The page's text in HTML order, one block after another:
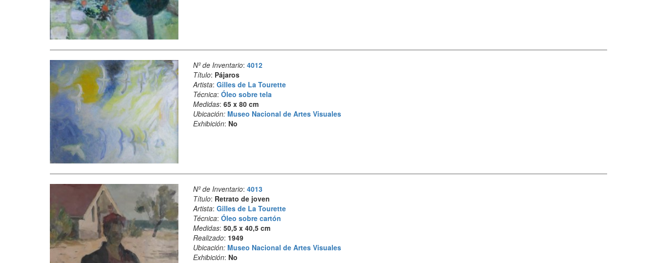
Nº de Inventario: 4012
Título: Pájaros
Artista: Gilles de La Tourette
Técnica: Óleo sobre tela
Medidas: 65 x 80 cm
Ubicación: Museo Nacional de Artes Visuales
Exhibición: No
Nº de Inventario: 4013
Título: Retrato de joven
Artista: Gilles de La Tourette
Técnica: Óleo sobre cartón
Medidas: 50,5 x 40,5 cm
Realizado: 1949
Ubicación: Museo Nacional de Artes Visuales
Exhibición: No